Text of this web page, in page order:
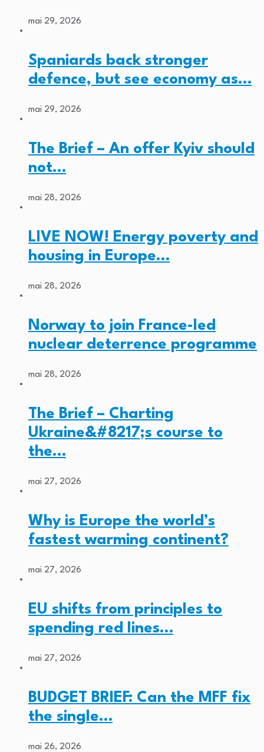
mai 29, 2026
Spaniards back stronger
defence, but see economy as…
mai 29, 2026
The Brief – An offer Kyiv should
not…
mai 28, 2026
LIVE NOW! Energy poverty and
housing in Europe…
mai 28, 2026
Norway to join France-led
nuclear deterrence programme
mai 28, 2026
The Brief – Charting
Ukraine&#8217;s course to
the…
mai 27, 2026
Why is Europe the world’s
fastest warming continent?
mai 27, 2026
EU shifts from principles to
spending red lines…
mai 27, 2026
BUDGET BRIEF: Can the MFF fix
the single…
mai 26, 2026